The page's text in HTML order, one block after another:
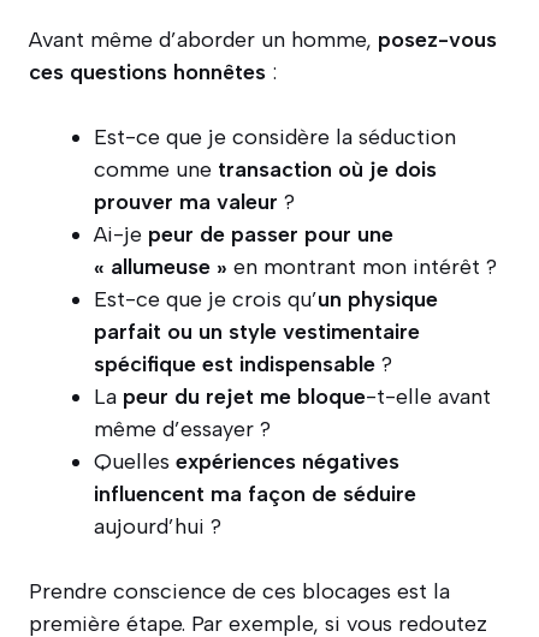
Avant même d’aborder un homme, posez-vous
ces questions honnêtes :
Est-ce que je considère la séduction
comme une transaction où je dois
prouver ma valeur ?
Ai-je peur de passer pour une
« allumeuse » en montrant mon intérêt ?
Est-ce que je crois qu’un physique
parfait ou un style vestimentaire
spécifique est indispensable ?
La peur du rejet me bloque-t-elle avant
même d’essayer ?
Quelles expériences négatives
influencent ma façon de séduire
aujourd’hui ?
Prendre conscience de ces blocages est la
première étape. Par exemple, si vous redoutez